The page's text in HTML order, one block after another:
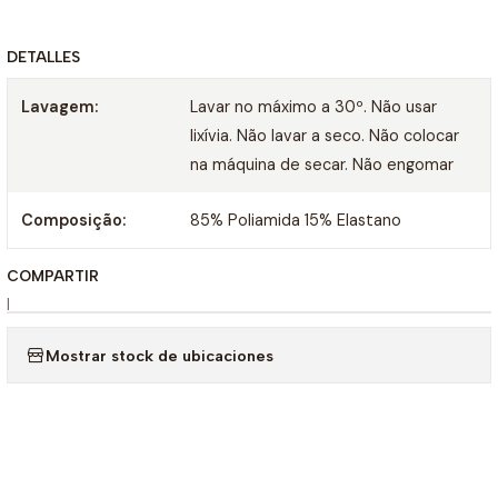
DETALLES
Lavagem:
Lavar no máximo a 30º. Não usar
lixívia. Não lavar a seco. Não colocar
na máquina de secar. Não engomar
Composição: 85% Poliamida 15% Elastano
COMPARTIR
|
Mostrar stock de ubicaciones